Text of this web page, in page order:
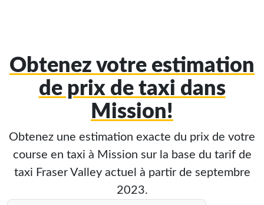
Obtenez votre estimation
de prix de taxi dans
Mission!
Obtenez une estimation exacte du prix de votre
course en taxi à Mission sur la base du tarif de
taxi Fraser Valley actuel à partir de septembre
2023.